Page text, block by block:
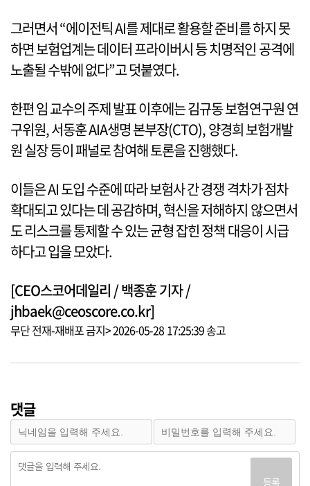
그러면서 “에이전틱 AI를 제대로 활용할 준비를 하지 못
하면 보험업계는 데이터 프라이버시 등 치명적인 공격에
노출될 수밖에 없다”고 덧붙였다.
한편 임 교수의 주제 발표 이후에는 김규동 보험연구원 연
구위원, 서동훈 AIA생명 본부장(CTO), 양경희 보험개발
원 실장 등이 패널로 참여해 토론을 진행했다.
이들은 AI 도입 수준에 따라 보험사 간 경쟁 격차가 점차
확대되고 있다는 데 공감하며, 혁신을 저해하지 않으면서
도 리스크를 통제할 수 있는 균형 잡힌 정책 대응이 시급
하다고 입을 모았다.
[CEO스코어데일리 / 백종훈 기자 /
jhbaek@ceoscore.co.kr]
무단 전재-재배포 금지> 2026-05-28 17:25:39 송고
댓글
등록